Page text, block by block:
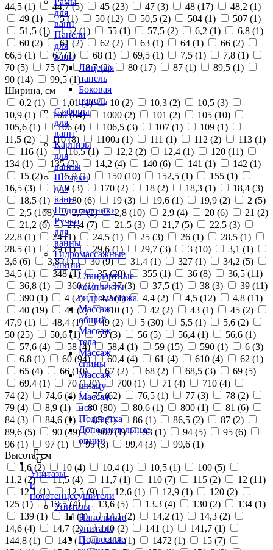
для
ванн
Панели
для
ванн
Лицевая
панель
Боковая
панель
Сифоны
для
ванн
Карнизы
для
ванны
Шторки
для
ванн
Подголовники
Ручки
для
ванны
Гидромассажные
опции
Стандартные
комплекты
гидромассажа
Массаж
общий
Массаж
тела
Массаж
спины
Массаж
шиацу
Массаж
ног
Подсветка
Дополнительные
опции
Унитазы
и
полотенцесушители
Унитазы
Напольные
унитазы
Подвесные
44,5 (1) 44,7 (5) 45 (23) 47 (3) 48 (17) 48,2 (1)
49 (1) 5 (1) 50 (12) 50,5 (2) 504 (1) 507 (1)
51,5 (1) 52 (1) 55 (1) 57,5 (2) 6,2 (1) 6,8 (1)
60 (2) 61 (2) 62 (2) 63 (1) 64 (1) 66 (2)
66,5 (1) 67 (1) 68 (1) 69,5 (1) 7,5 (1) 7,8 (1)
70 (5) 75 (7) 8,7 (2) 80 (17) 87 (1) 89,5 (1)
90 (14) 99,5 (1)
Ширина, см
0,2 (1) 1,01 (1) 10 (2) 10,3 (2) 10,5 (3)
10,9 (1) 100 (64) 1000 (2) 101 (2) 105 (10)
105,6 (1) 106 (4) 106,5 (3) 107 (1) 109 (1)
11,5 (2) 110 (8) 1100а (1) 111 (1) 112 (2) 113 (1)
116 (1) 116,5 (1) 12,2 (2) 12,4 (1) 120 (11)
134 (1) 135 (2) 14,2 (4) 140 (6) 141 (1) 142 (1)
15 (2) 15,9 (1) 150 (10) 152,5 (1) 155 (1)
16,5 (3) 17,9 (3) 170 (2) 18 (2) 18,3 (1) 18,4 (3)
18,5 (1) 180 (6) 19 (3) 19,6 (1) 19,9 (2) 2 (5)
2,5 (108) 2,7 (2) 2,8 (10) 2,9 (4) 20 (6) 21 (2)
21,2 (6) 21,4 (7) 21,5 (3) 21,7 (5) 22,5 (3)
22,8 (1) 24 (1) 24,5 (1) 25 (3) 26 (1) 28,5 (1)
28.5 (1) 29 (1) 29,6 (1) 29,7 (3) 3 (10) 3,1 (1)
3,6 (6) 3,8 (1) 30 (9) 31,4 (1) 327 (1) 34,2 (5)
34,5 (1) 348 (1) 35 (20) 355 (1) 36 (8) 36,5 (11)
36,8 (1) 360 (1) 37 (3) 37,5 (1) 38 (3) 39 (11)
390 (1) 4 (2) 4,2 (1) 4,4 (2) 4,5 (12) 4,8 (11)
40 (19) 41 (2) 410 (1) 42 (2) 43 (1) 45 (2)
47,9 (1) 48,4 (1) 49 (2) 5 (30) 5,5 (1) 5,6 (2)
50 (25) 50,6 (1) 55 (3) 56 (5) 56,4 (1) 56,6 (1)
57,6 (4) 58 (4) 58,4 (1) 59 (15) 590 (1) 6 (3)
6,8 (1) 60 (94) 60,4 (4) 61 (4) 610 (4) 62 (1)
65 (4) 66 (10) 67 (2) 68 (2) 68,5 (3) 69 (5)
69,4 (1) 70 (120) 700 (1) 71 (4) 710 (4)
74 (2) 74,6 (4) 75 (62) 76,5 (1) 77 (3) 78 (2)
79 (4) 8,9 (1) 80 (80) 80,6 (1) 800 (1) 81 (6)
84 (3) 84,6 (1) 85 (3) 86 (1) 86,5 (2) 87 (2)
89,6 (5) 90 (49) 900 (1) 93 (1) 94 (5) 95 (6)
96 (1) 97 (1) 99 (3) 99,4 (3) 99,6 (1)
Высота, см
1,6 (2) 10 (4) 10,4 (1) 10,5 (1) 100 (5)
11,2 (2) 11,5 (4) 11,7 (1) 110 (7) 115 (2) 12 (11)
12,1 (1) 12,5 (9) 12,6 (1) 12,9 (1) 120 (2)
125 (1) 13,5 (4) 13,6 (5) 13.3 (4) 130 (2) 134 (1)
139 (1) 14 (1) 14,1 (2) 14,2 (1) 14,3 (2)
14,6 (4) 14,7 (2) 140 (2) 141 (1) 141,7 (1)
144,8 (1) 145 (1) 1468 (1) 1472 (1) 15 (7)